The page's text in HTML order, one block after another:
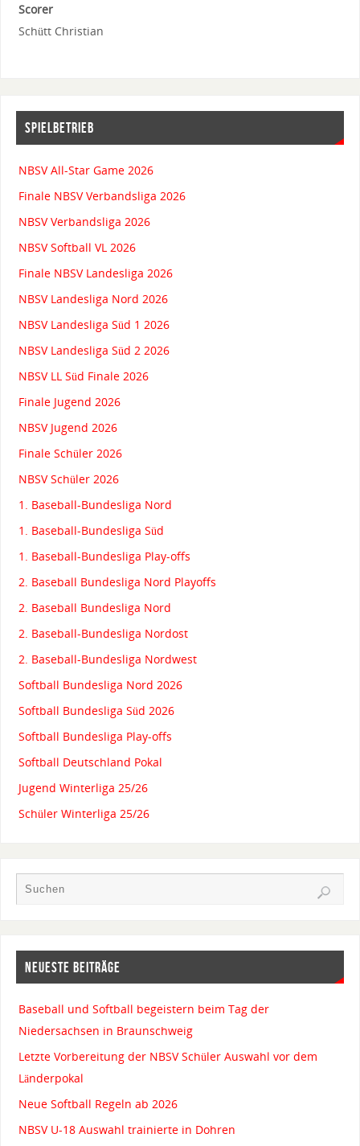
Scorer
Schütt Christian
SPIELBETRIEB
NBSV All-Star Game 2026
Finale NBSV Verbandsliga 2026
NBSV Verbandsliga 2026
NBSV Softball VL 2026
Finale NBSV Landesliga 2026
NBSV Landesliga Nord 2026
NBSV Landesliga Süd 1 2026
NBSV Landesliga Süd 2 2026
NBSV LL Süd Finale 2026
Finale Jugend 2026
NBSV Jugend 2026
Finale Schüler 2026
NBSV Schüler 2026
1. Baseball-Bundesliga Nord
1. Baseball-Bundesliga Süd
1. Baseball-Bundesliga Play-offs
2. Baseball Bundesliga Nord Playoffs
2. Baseball Bundesliga Nord
2. Baseball-Bundesliga Nordost
2. Baseball-Bundesliga Nordwest
Softball Bundesliga Nord 2026
Softball Bundesliga Süd 2026
Softball Bundesliga Play-offs
Softball Deutschland Pokal
Jugend Winterliga 25/26
Schüler Winterliga 25/26
NEUESTE BEITRÄGE
Baseball und Softball begeistern beim Tag der
Niedersachsen in Braunschweig
Letzte Vorbereitung der NBSV Schüler Auswahl vor dem
Länderpokal
Neue Softball Regeln ab 2026
NBSV U-18 Auswahl trainierte in Dohren